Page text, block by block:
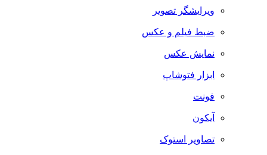
ویرایشگر تصویر
ضبط فيلم و عكس
نمایش عکس
ابزار فتوشاپ
فونت
آیکون
تصاویر استوک